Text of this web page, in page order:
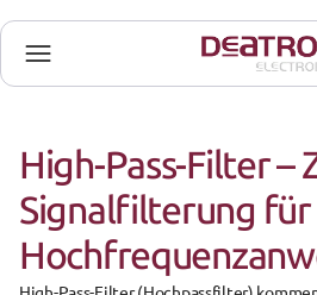
High-Pass-Filter –
Signalfilterung für